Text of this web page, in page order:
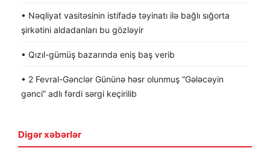
• Nəqliyat vasitəsinin istifadə təyinatı ilə bağlı sığorta
şirkətini aldadanları bu gözləyir
• Qızıl-gümüş bazarında eniş baş verib
• 2 Fevral-Gənclər Gününə həsr olunmuş “Gələcəyin
gənci” adlı fərdi sərgi keçirilib
Digər xəbərlər